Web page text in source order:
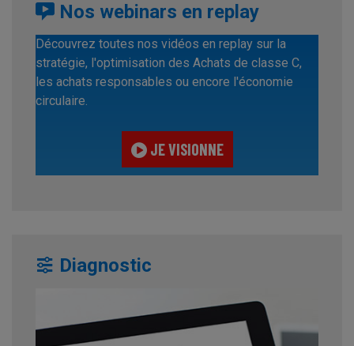
Nos webinars en replay
Découvrez toutes nos vidéos en replay sur la
stratégie, l'optimisation des Achats de classe C,
les achats responsables ou encore l'économie
circulaire.
JE VISIONNE
Diagnostic